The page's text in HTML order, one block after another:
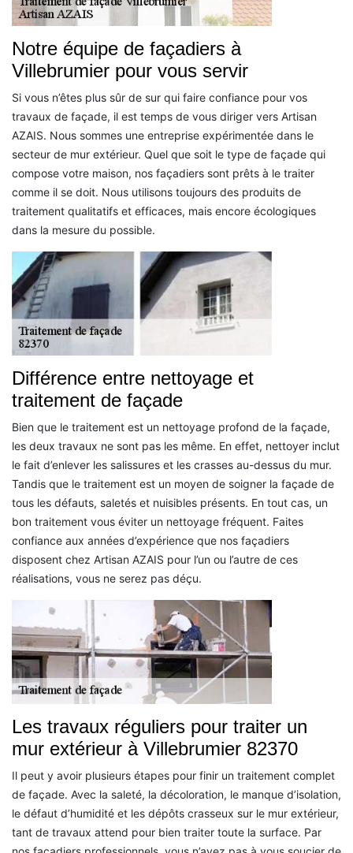
Notre équipe de façadiers à
Villebrumier pour vous servir
Si vous n’êtes plus sûr de sur qui faire confiance pour vos
travaux de façade, il est temps de vous diriger vers Artisan
AZAIS. Nous sommes une entreprise expérimentée dans le
secteur de mur extérieur. Quel que soit le type de façade qui
compose votre maison, nos façadiers sont prêts à le traiter
comme il se doit. Nous utilisons toujours des produits de
traitement qualitatifs et efficaces, mais encore écologiques
dans la mesure du possible.
Différence entre nettoyage et
traitement de façade
Bien que le traitement est un nettoyage profond de la façade,
les deux travaux ne sont pas les même. En effet, nettoyer inclut
le fait d’enlever les salissures et les crasses au-dessus du mur.
Tandis que le traitement est un moyen de soigner la façade de
tous les défauts, saletés et nuisibles présents. En tout cas, un
bon traitement vous éviter un nettoyage fréquent. Faites
confiance aux années d’expérience que nos façadiers
disposent chez Artisan AZAIS pour l’un ou l’autre de ces
réalisations, vous ne serez pas déçu.
Les travaux réguliers pour traiter un
mur extérieur à Villebrumier 82370
Il peut y avoir plusieurs étapes pour finir un traitement complet
de façade. Avec la saleté, la décoloration, le manque d’isolation,
le défaut d’humidité et les dépôts crasseux sur le mur extérieur,
tant de travaux attend pour bien traiter toute la surface. Par